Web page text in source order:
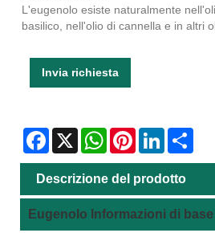
L'eugenolo esiste naturalmente
basilico, nell'olio di cannella e in altri
Invia richiesta
Facebook
X WhatsAppPinterestLinkedIn
Descrizione del prodotto
Eugenolo Informazioni di base